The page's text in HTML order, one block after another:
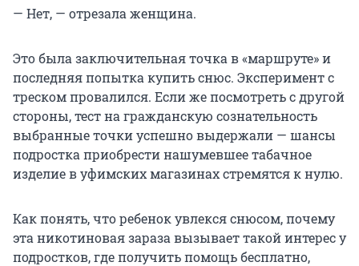
— Нет, — отрезала женщина.
Это была заключительная точка в «маршруте» и
последняя попытка купить снюс. Эксперимент с
треском провалился. Если же посмотреть с другой
стороны, тест на гражданскую сознательность
выбранные точки успешно выдержали — шансы
подростка приобрести нашумевшее табачное
изделие в уфимских магазинах стремятся к нулю.
Как понять, что ребенок увлекся снюсом, почему
эта никотиновая зараза вызывает такой интерес у
подростков, где получить помощь бесплатно,